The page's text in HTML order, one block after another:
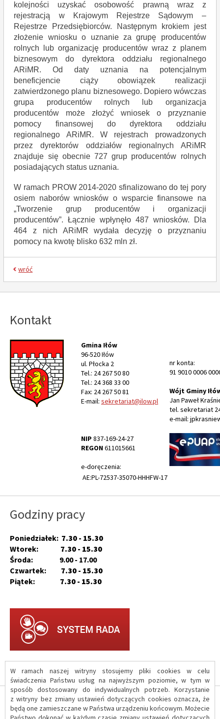
W ramach naszej witryny stosujemy pliki cookies w celu
świadczenia Państwu usług na najwyższym poziomie, w tym w
sposób dostosowany do indywidualnych potrzeb. Korzystanie
z witryny bez zmiany ustawień dotyczących cookies oznacza, że
będą one zamieszczane w Państwa urządzeniu końcowym. Możecie
kolejności uzyskać osobowość prawną wraz z
rejestracją w Krajowym Rejestrze Sądowym –
Rejestrze Przedsiębiorców. Następnym krokiem jest
złożenie wniosku o uznanie za grupę producentów
rolnych lub organizację producentów wraz z planem
biznesowym do dyrektora oddziału regionalnego
ARiMR. Od daty uznania na potencjalnym
beneficjencie ciąży obowiązek realizacji
zatwierdzonego planu biznesowego. Dopiero wówczas
grupa producentów rolnych lub organizacja
producentów może złożyć wniosek o przyznanie
pomocy finansowej do dyrektora oddziału
regionalnego ARiMR. W rejestrach prowadzonych
przez dyrektorów oddziałów regionalnych ARiMR
znajduje się obecnie 727 grup producentów rolnych
posiadających status uznania.
W ramach PROW 2014-2020 sfinalizowano do tej pory
osiem naborów wniosków o wsparcie finansowe na
„Tworzenie grup producentów i organizacji
producentów”. Łącznie wpłynęło 487 wniosków. Dla
464 z nich ARiMR wydała decyzję o przyznaniu
pomocy na kwotę blisko 632 mln zł.
wróć
Kontakt
Gmina Iłów
96-520 Iłów
ul. Płocka 2
Tel.: 24 267 50 80
Tel.: 24 368 33 00
Fax: 24 267 50 81
E-mail: sekretariat@ilow.pl
NIP 837-169-24-27
REGON611015661
e-doręczenia:
AE:PL-72537-35070-HHHFW-17
nr konta:
91 9010 0006
Wójt Gminy
Jan Paweł
tel. sekretariat
e-mail:
Godziny pracy
Poniedziałek: 7.30 - 15.30
Wtorek: 7.30 - 15.30
Środa: 9.00 - 17.00
Czwartek: 7.30 - 15.30
Piątek: 7.30 - 15.30
O serwisie